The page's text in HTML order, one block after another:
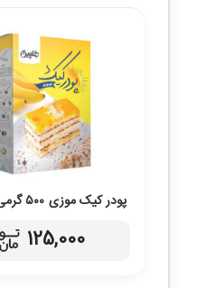
پودر کیک موزی ۵۰۰ گرمی هلچین
125,000